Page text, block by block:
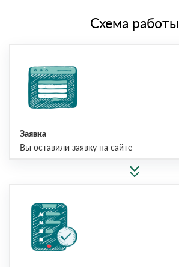
Схема работы
Заявка
Вы оставили заявку на сайте